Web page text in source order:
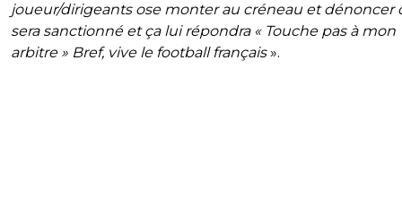
joueur/dirigeants ose monter au créneau et dénoncer
sera sanctionné et ça lui répondra « Touche pas à mon
arbitre » Bref, vive le football français».